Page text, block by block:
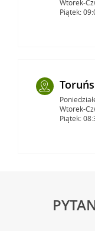
Wtorek-
Piątek:
Wtorek-
Piątek: